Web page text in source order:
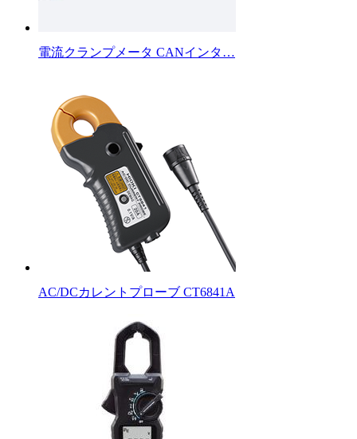
電流クランプメータ CANインタ…
AC/DCカレントプローブ CT6841A